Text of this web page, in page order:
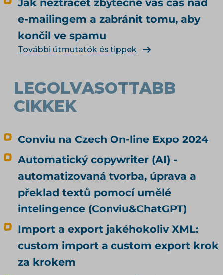
jiného, než měl? Jak vás má umělá inteligence
vůbec najít a doporučit, řeší téma SEO a UX pro
e-shop. Čím konkrétně naplnit produktová
data, rozebírá téma produktové feedy a
napojení e-shopu.
Jak neztrácet zbytečně váš čas nad
e-mailingem a zabránit tomu, aby
končil ve spamu
További útmutatók és tippek
LEGOLVASOTTABB
CIKKEK
Conviu na Czech On-line Expo 2024
Automatický copywriter (AI) -
automatizovaná tvorba, úprava a
překlad textů pomocí umělé
intelingence (Conviu&ChatGPT)
Import a export jakéhokoliv XML:
custom import a custom export krok
za krokem